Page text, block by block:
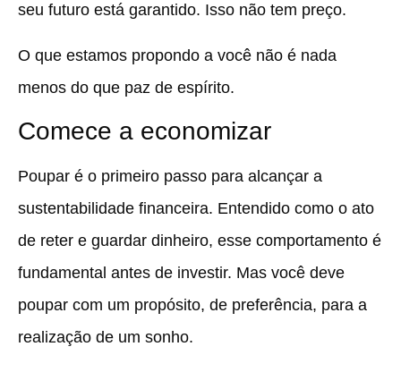
seu futuro está garantido. Isso não tem preço.
O que estamos propondo a você não é nada
menos do que paz de espírito.
Comece a economizar
Poupar é o primeiro passo para alcançar a
sustentabilidade financeira. Entendido como o ato
de reter e guardar dinheiro, esse comportamento é
fundamental antes de investir. Mas você deve
poupar com um propósito, de preferência, para a
realização de um sonho.